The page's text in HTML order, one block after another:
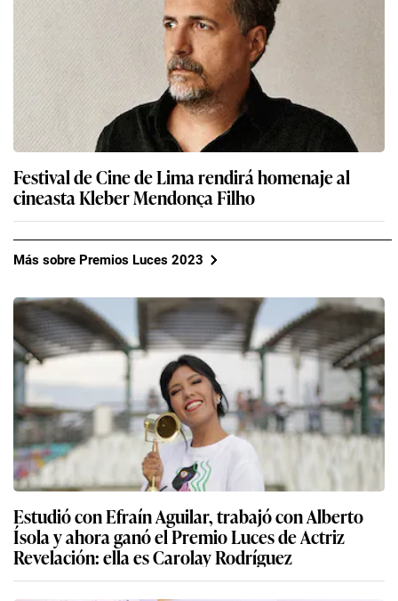
Festival de Cine de Lima rendirá homenaje al
cineasta Kleber Mendonça Filho
Más sobre Premios Luces 2023
Estudió con Efraín Aguilar, trabajó con Alberto
Ísola y ahora ganó el Premio Luces de Actriz
Revelación: ella es Carolay Rodríguez